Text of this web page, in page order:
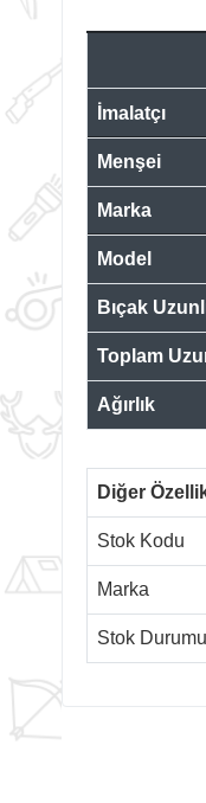
İmalatçı
Menşei
Marka
Model
Bıçak
Toplam
Ağırlık
Diğer
Stok Kodu
Marka
Stok Durumu